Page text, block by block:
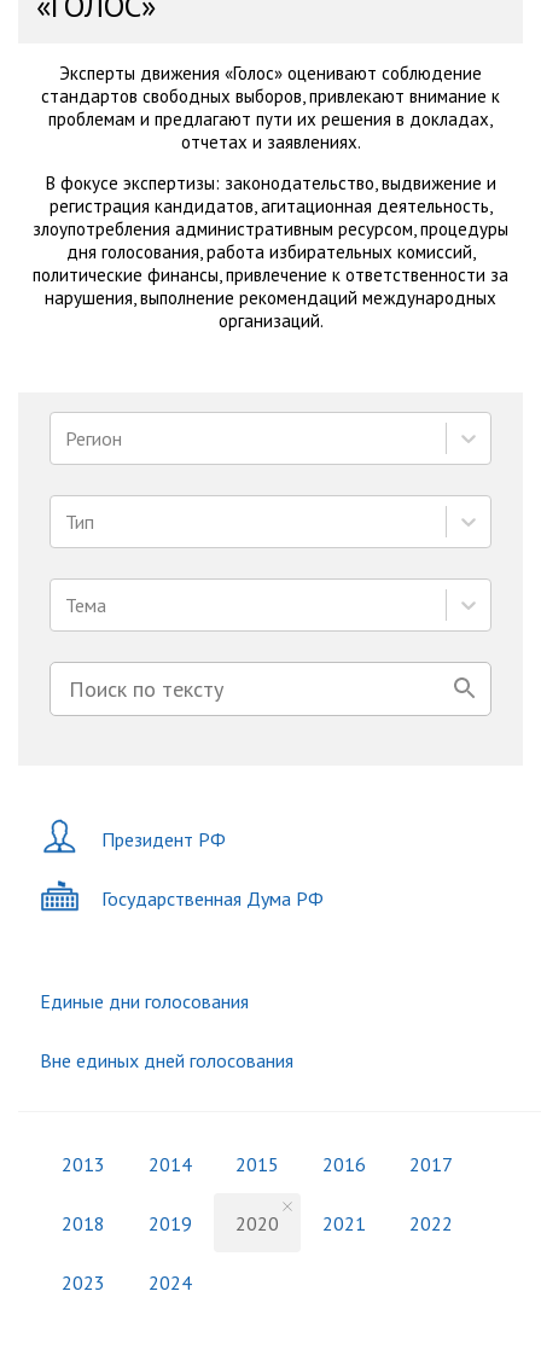
Эксперты движения «Голос» оценивают соблюдение
стандартов свободных выборов, привлекают внимание к
проблемам и предлагают пути их решения в докладах,
отчетах и заявлениях.
В фокусе экспертизы: законодательство, выдвижение и
регистрация кандидатов, агитационная деятельность,
злоупотребления административным ресурсом, процедуры
дня голосования, работа избирательных комиссий,
политические финансы, привлечение к ответственности за
нарушения, выполнение рекомендаций международных
организаций.
Регион
Тип
Тема
Президент РФ
Государственная Дума РФ
Единые дни голосования
Вне единых дней голосования
2013 2014 2015 2016 2017
2018 2019 2020 2021 2022
2023 2024